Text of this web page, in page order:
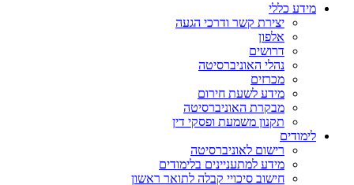
מידע כללי
יצירת קשר ודרכי הגעה
אלפון
דרושים
נהלי האוניברסיטה
מכרזים
מידע לשעת חירום
מבקרת האוניברסיטה
תקנון משמעת ופסקי דין
לימודים
רישום לאוניברסיטה
מידע למתעניינים בלימודים
חישוב סיכויי קבלה לתואר ראשון